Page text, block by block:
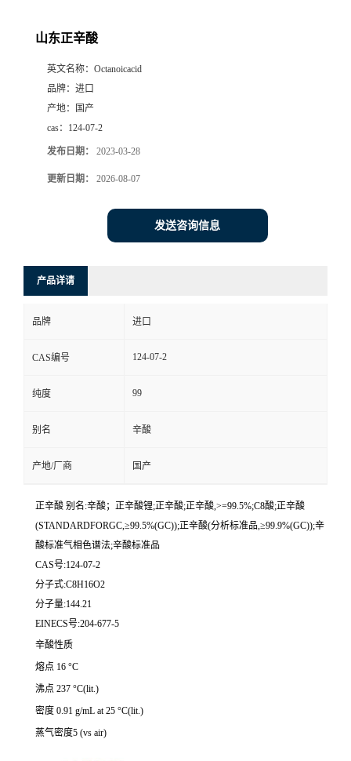
山东正辛酸
英文名称： Octanoicacid
品牌： 进口
产地：
国产
cas： 124-07-2
发布日期： 2023-03-28
更新日期： 2026-08-07
发送咨询信息
产品详请
品牌 进口
CAS编号 124-07-2
纯度 99
别名 辛酸
产地/厂商 国产
正辛酸 别名:辛酸；正辛酸锂;正辛酸;正辛酸,>=99.5%;C8酸;正辛酸
(STANDARDFORGC,≥99.5%(GC));正辛酸(分析标准品,≥99.9%(GC));辛
酸标准气相色谱法;辛酸标准品
CAS号:124-07-2
分子式:C8H16O2
分子量:144.21
EINECS号:204-677-5
辛酸性质
熔点 16 °C
沸点 237 °C(lit.)
密度 0.91 g/mL at 25 °C(lit.)
蒸气密度5 (vs air)